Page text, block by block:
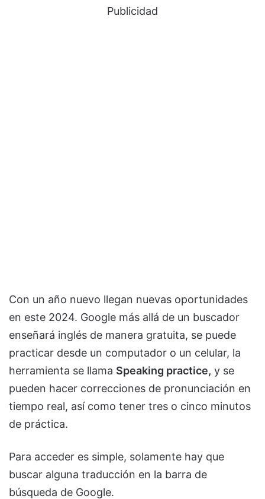
Publicidad
Con un año nuevo llegan nuevas oportunidades
en este 2024. Google más allá de un buscador
enseñará inglés de manera gratuita, se puede
practicar desde un computador o un celular, la
herramienta se llama Speaking practice, y se
pueden hacer correcciones de pronunciación en
tiempo real, así como tener tres o cinco minutos
de práctica.
Para acceder es simple, solamente hay que
buscar alguna traducción en la barra de
búsqueda de Google.